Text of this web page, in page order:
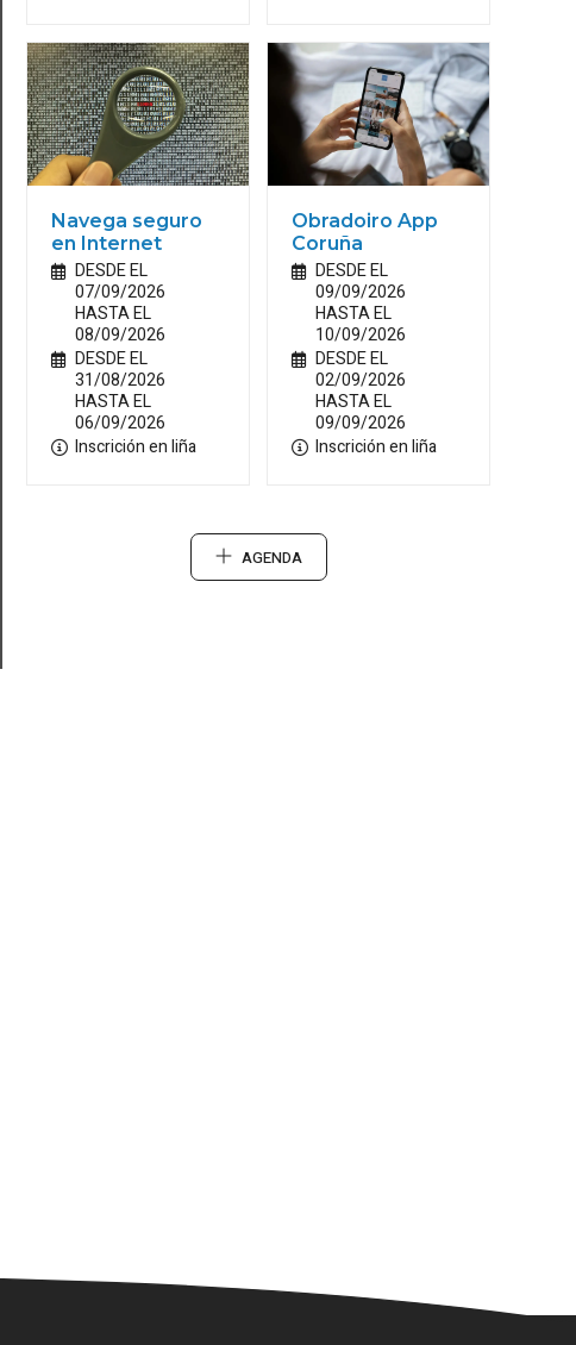
Navega seguro
en Internet
DESDE EL
07/09/2026
HASTA EL
08/09/2026
DESDE EL
31/08/2026
HASTA EL
06/09/2026
Inscrición en liña
Obradoiro App
Coruña
DESDE EL
09/09/2026
HASTA EL
10/09/2026
DESDE EL
02/09/2026
HASTA EL
09/09/2026
Inscrición en liña
AGENDA